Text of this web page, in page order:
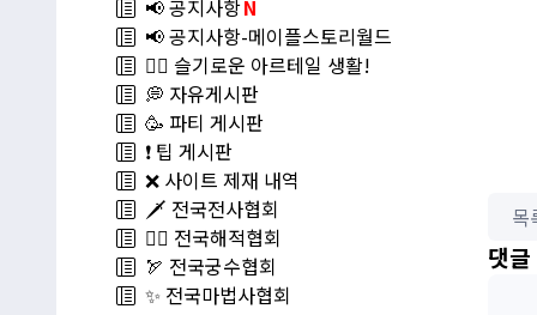
📢 공지사항N
📢 공지사항-메이플스토리월드
💁‍♂ 슬기로운 아르테일 생활!
💭 자유게시판
🥳 파티 게시판
❗️ 팁 게시판
❌ 사이트 제재 내역
🗡️ 전국전사협회
🏴‍☠️ 전국해적협회
🏹 전국궁수협회
✨ 전국마법사협회
목
댓글